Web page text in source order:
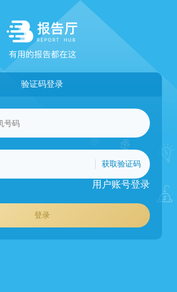
验证码登录
获取验证码
用户账号登录
登录